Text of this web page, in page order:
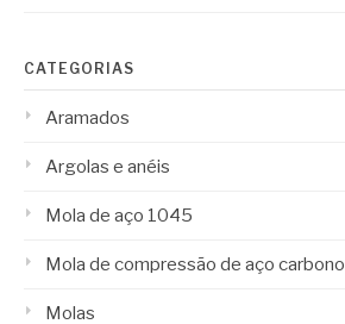
CATEGORIAS
Aramados
Argolas e anéis
Mola de aço 1045
Mola de compressão de aço carbono
Molas